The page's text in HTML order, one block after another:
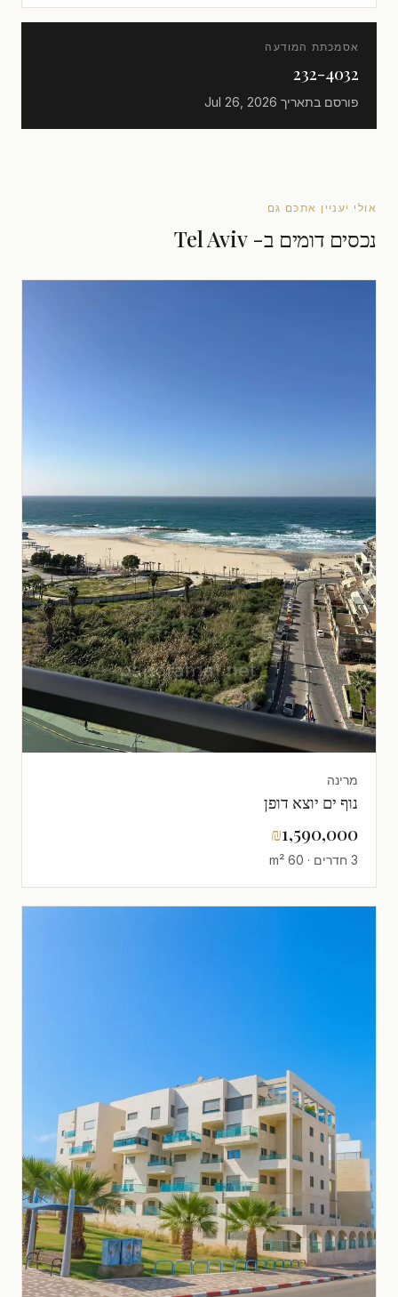
אסמכתת המודעה
232-4032
פורסם בתאריך
אולי יעניין אתכם גם
נכסים דומים ב- Tel Aviv
מרינה
נוף ים יוצא דופן
₪1,590,000
3 חדרים · 60 m²